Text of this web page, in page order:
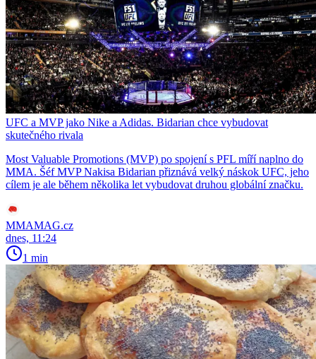
UFC a MVP jako Nike a Adidas. Bidarian chce vybudovat
skutečného rivala
Most Valuable Promotions (MVP) po spojení s PFL míří naplno do
MMA. Šéf MVP Nakisa Bidarian přiznává velký náskok UFC, jeho
cílem je ale během několika let vybudovat druhou globální značku.
MMAMAG.cz
dnes, 11:24
1 min